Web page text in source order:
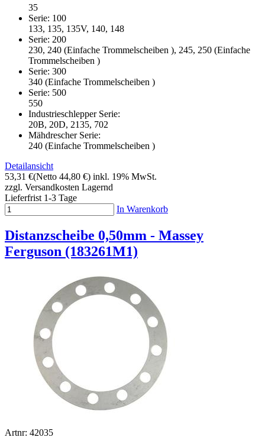
35
Serie: 100
133, 135, 135V, 140, 148
Serie: 200
230, 240 (Einfache Trommelscheiben ), 245, 250 (Einfache
Trommelscheiben )
Serie: 300
340 (Einfache Trommelscheiben )
Serie: 500
550
Industrieschlepper Serie:
20B, 20D, 2135, 702
Mähdrescher Serie:
240 (Einfache Trommelscheiben )
Detailansicht
53,31 €(Netto 44,80 €) inkl. 19% MwSt.
zzgl. Versandkosten Lagernd
Lieferfrist 1-3 Tage
In Warenkorb
Distanzscheibe 0,50mm - Massey
Ferguson (183261M1)
Artnr: 42035